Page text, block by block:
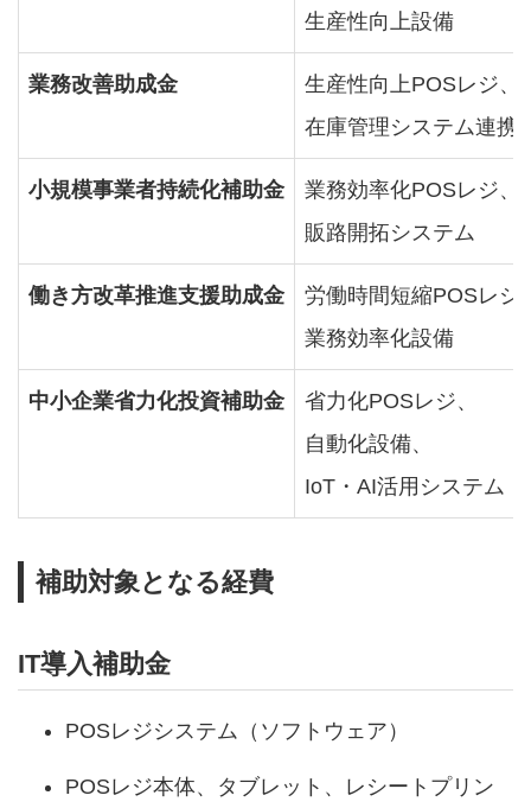
生産性向上設備
業務改善助成金
生産性向上POSレジ、
在庫管理システム連携
小規模事業者持続化補助金
業務効率化POSレジ、
販路開拓システム
働き方改革推進支援助成金
労働時間短縮POSレジ
業務効率化設備
中小企業省力化投資補助金
省力化POSレジ、
自動化設備、
IoT・AI活用システム
補助対象となる経費
IT導入補助金
POSレジシステム（ソフトウェア）
POSレジ本体、タブレット、レシートプリン